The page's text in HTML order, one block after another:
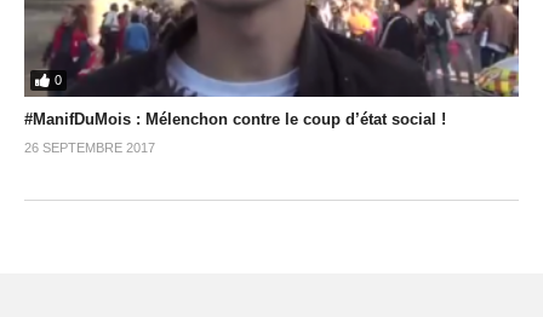
0
#ManifDuMois : Mélenchon contre le coup d’état social !
26 SEPTEMBRE 2017